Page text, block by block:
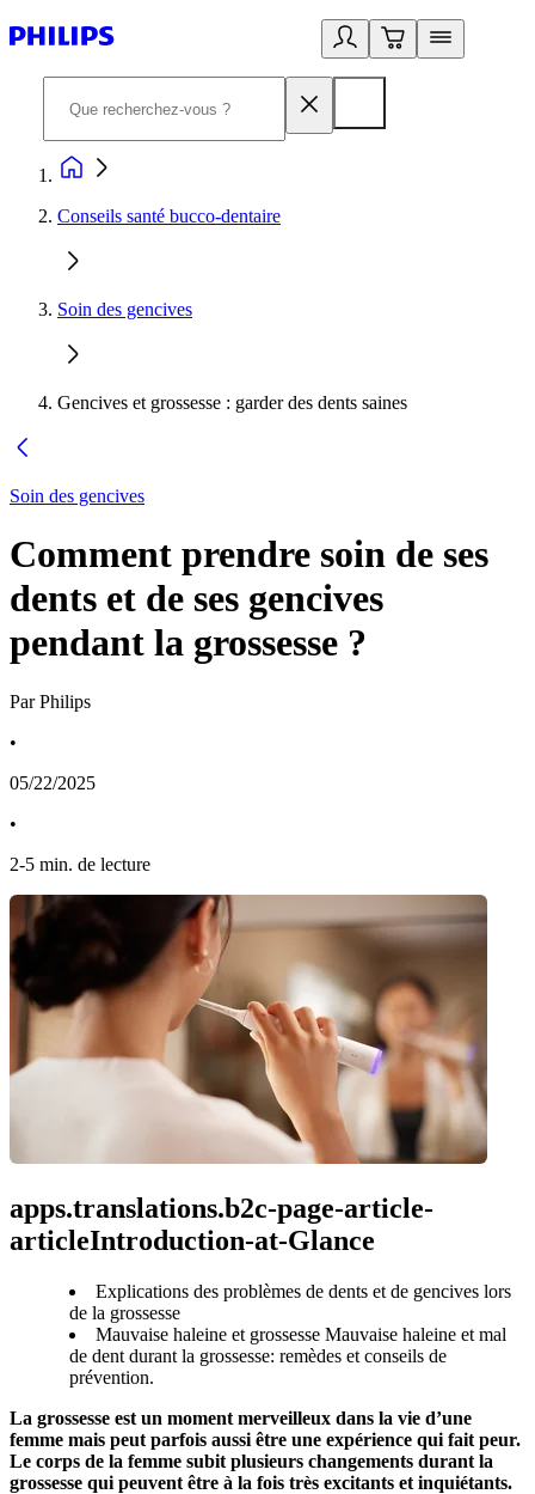
Conseils santé bucco-dentaire
Soin des gencives
Gencives et grossesse : garder des dents saines
Soin des gencives
Comment prendre soin de ses
dents et de ses gencives
pendant la grossesse ?
Par Philips
•
05/22/2025
•
2-5 min. de lecture
apps.translations.b2c-page-article-
articleIntroduction-at-Glance
Explications des problèmes de dents et de gencives lors
de la grossesse
Mauvaise haleine et grossesse Mauvaise haleine et mal
de dent durant la grossesse: remèdes et conseils de
prévention.
La grossesse est un moment merveilleux dans la vie d’une
femme mais peut parfois aussi être une expérience qui fait peur.
Le corps de la femme subit plusieurs changements durant la
grossesse qui peuvent être à la fois très excitants et inquiétants.